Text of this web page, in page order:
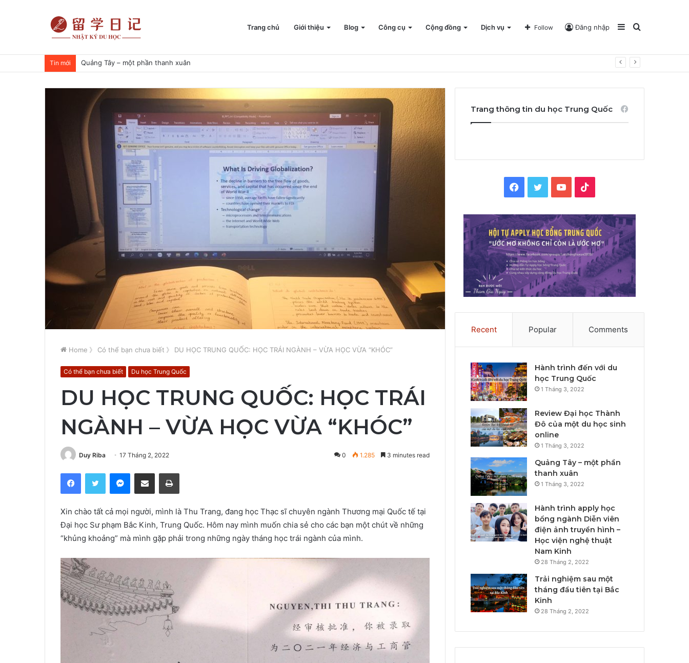
Trang chủ Giới thiệu Blog Công cụ Cộng đồng Dịch vụ Search
Sidebar
Đăng nhập
Follow
Tin mới Hành trình apply học bổng ngành Diễn viên điện ảnh truyền hình – Học viện nghệ thuật Nam Kinh
Home 》 Có thể bạn chưa biết 》 DU HỌC TRUNG QUỐC: HỌC TRÁI NGÀNH – VỪA HỌC VỪA “KHÓC”
Có thể bạn chưa biết Du học Trung Quốc
DU HỌC TRUNG QUỐC: HỌC TRÁI
NGÀNH – VỪA HỌC VỪA “KHÓC”
Duy Riba 17 Tháng 2, 2022 0 1.285 3 minutes read
FacebookTwitter Messenger
Share via Email Print
Xin chào tất cả mọi người, mình là Thu Trang, đang học Thạc sĩ chuyên ngành Thương mại Quốc tế tại
Đại học Sư phạm Bắc Kinh, Trung Quốc. Hôm nay mình muốn chia sẻ cho các bạn một chút về những
“khủng khoảng” mà mình gặp phải trong những ngày tháng học trái ngành của mình.
Trang thông tin du học Trung Quốc
Facebook
TwitterYouTube
Recent Popular Comments
Hành trình đến với du
học Trung Quốc
1 Tháng 3, 2022
Review Đại học Thành
Đô của một du học sinh
online
1 Tháng 3, 2022
Quảng Tây – một phần
thanh xuân
1 Tháng 3, 2022
Hành trình apply học
bổng ngành Diễn viên
điện ảnh truyền hình –
Học viện nghệ thuật
Nam Kinh
28 Tháng 2, 2022
Trải nghiệm sau một
tháng đầu tiên tại Bắc
Kinh
28 Tháng 2, 2022